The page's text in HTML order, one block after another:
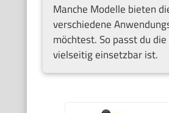
Manche Modelle bieten
verschiedene
möchtest. So passt du
vielseitig einsetzbar ist.